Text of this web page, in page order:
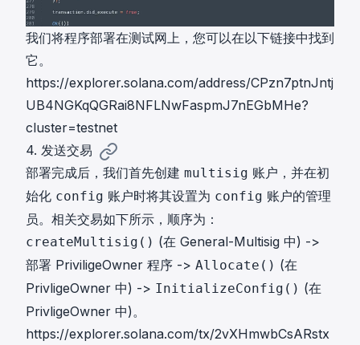
我们将程序部署在测试网上，您可以在以下链接中找到
它。
https://explorer.solana.com/address/CPzn7ptnJntj
UB4NGKqQGRai8NFLNwFaspmJ7nEGbMHe?
cluster=testnet
4. 发送交易
部署完成后，我们首先创建 multisig 账户，并在初
始化 config 账户时将其设置为 config 账户的管理
员。相关交易如下所示，顺序为：
createMultisig() (在 General-Multisig 中) ->
部署 PriviligeOwner 程序 -> Allocate() (在
PrivligeOwner 中) -> InitializeConfig() (在
PrivligeOwner 中)。
https://explorer.solana.com/tx/2vXHmwbCsARstx